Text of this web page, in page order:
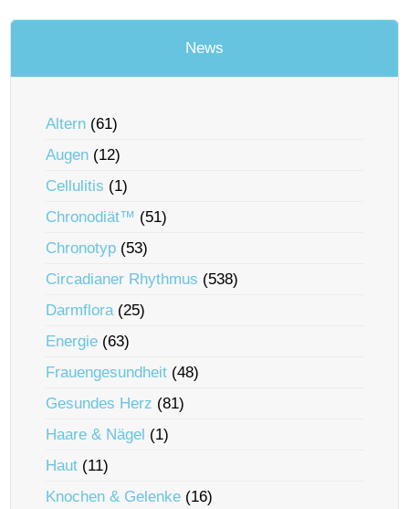
News
Altern (61)
Augen (12)
Cellulitis (1)
Chronodiät™ (51)
Chronotyp (53)
Circadianer Rhythmus (538)
Darmflora(25)
Energie (63)
Frauengesundheit (48)
Gesundes Herz (81)
Haare & Nägel (1)
Haut (11)
Knochen & Gelenke (16)